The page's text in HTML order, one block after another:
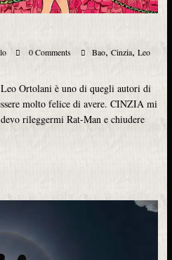
0 Comments Bao, Cinzia, Leo
Ortolani è uno di quegli autori di
molto felice di avere. CINZIA mi
rileggermi Rat-Man e chiudere